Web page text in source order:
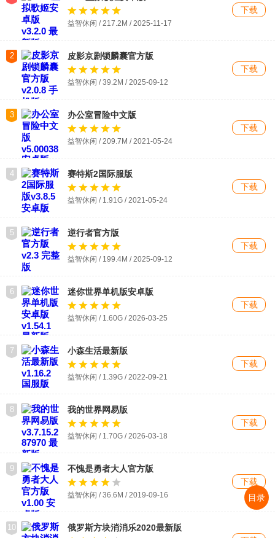
益智休闲 / 217.2M / 2025-11-17
下载
2 皮影京剧锁麟囊官方版
益智休闲 / 39.2M / 2025-09-12
下载
3 办公室冒险中文版
益智休闲 / 209.7M / 2021-05-24
下载
4 赛特斯2国际服版
益智休闲 / 1.91G / 2021-05-24
下载
5 逆行者官方版
益智休闲 / 199.4M / 2025-09-12
下载
6 迷你世界单机版安卓版
益智休闲 / 1.60G / 2026-03-25
下载
7 小森生活最新版
益智休闲 / 1.39G / 2022-09-21
下载
8 我的世界网易版
益智休闲 / 1.70G / 2026-03-18
下载
9 不愧是勇者大人官方版
益智休闲 / 36.6M / 2019-09-16
下载
10
俄罗斯方块消消乐2020最新版
目录